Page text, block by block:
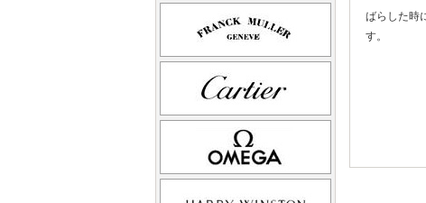
ばらした時
す。